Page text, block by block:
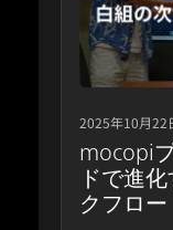
2025年10月22
mocopi
ドで進
クフロー